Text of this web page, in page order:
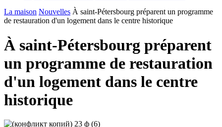
La maison Nouvelles À saint-Pétersbourg préparent un programme
de restauration d'un logement dans le centre historique
À saint-Pétersbourg préparent
un programme de restauration
d'un logement dans le centre
historique